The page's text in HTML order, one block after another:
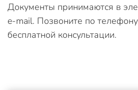
Документы принимаются в
e-mail. Позвоните по
бесплатной консультации.